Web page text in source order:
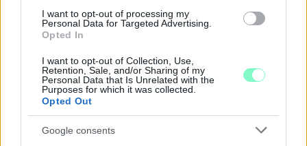
I want to opt-out of processing my
Personal Data for Targeted Advertising.
Opted In
I want to opt-out of Collection, Use,
Retention, Sale, and/or Sharing of my
Personal Data that Is Unrelated with the
Purposes for which it was collected.
Opted Out
Google consents
A BAROKK ÖSSZES ÁRNYALATA ÉS MÉG EGY SOR
KIVÁLÓ PROGRAM VÁR MINDENKIT EZEN A HÉTVÉGÉN
GYŐRBEN
Középpontban a hagyományőrzés, de lesz Pogány Induló és
Majka koncert, jóga szeánsz, “borhajózás” és egy csomó minden